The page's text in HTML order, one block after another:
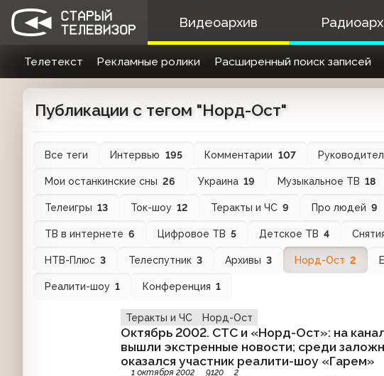
Видеоархив
Телетекст Рекламные ролики Расширенный поиск записей
Публикации с тегом "Норд-Ост"
Все теги Интервью 195 Комментарии 107
Мои останкинские сны 26 Украина 19 Музыкальное ТВ 18
Телеигры 13 Ток-шоу 12 Теракты и ЧС 9 Про людей 9
ТВ в интернете 6 Цифровое ТВ 5 Детское ТВ 4
НТВ-Плюс 3 Телеспутник 3 Архивы 3 Норд-Ост 2
Реалити-шоу 1 Конференция 1
Теракты и ЧС Норд-Ост
Октябрь 2002. СТС и «Норд-Ост»: на
вышли экстренные новости; среди
оказался участник реалити-шоу «Гарем»
1 октября 2002 9120 2